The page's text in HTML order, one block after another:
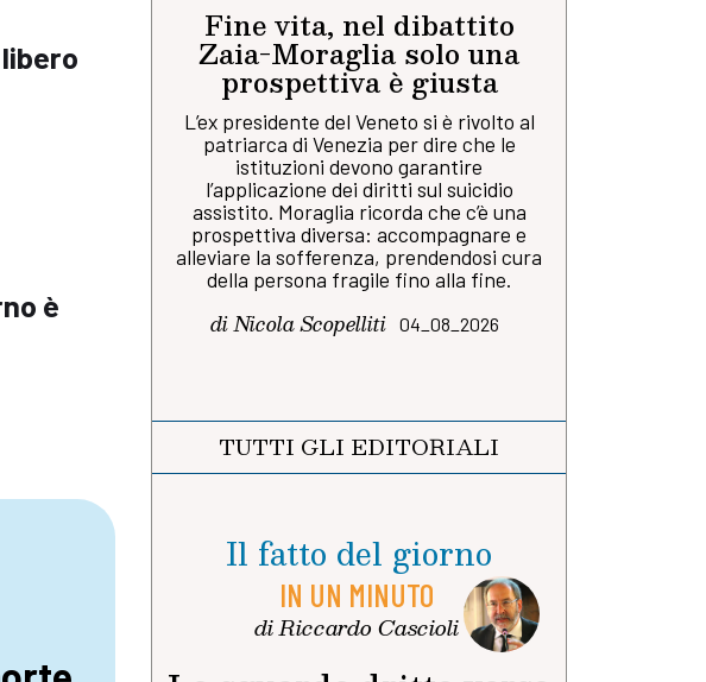
è
Fine vita, nel dibattito
Zaia-Moraglia solo una
prospettiva è giusta
L’ex presidente del Veneto si è rivolto al
patriarca di Venezia per dire che le
istituzioni devono garantire
l’applicazione dei diritti sul suicidio
assistito. Moraglia ricorda che c’è una
prospettiva diversa: accompagnare e
alleviare la sofferenza, prendendosi cura
della persona fragile fino alla fine.
di Nicola Scopelliti 04_08_2026
TUTTI GLI EDITORIALI
Il fatto del giorno
IN UN MINUTO
di Riccardo Cascioli